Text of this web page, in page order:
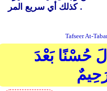
كذلك أي سريع المر .
Tafseer At-
حُسْنًا بَعْدَ